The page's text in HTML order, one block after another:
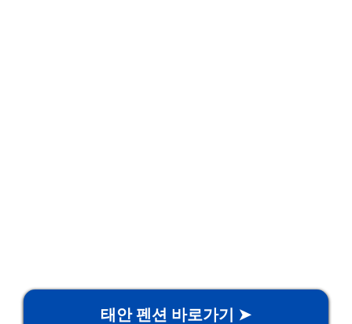
태안 펜션 바로가기 ➤